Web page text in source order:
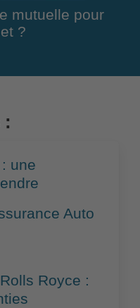
mutuelle pour
?
:
une
Auto
Royce :